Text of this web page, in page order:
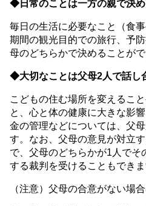
◆日常のことは一方の親で決
毎日の生活に必要なこと（食
期間の観光目的での旅行、予
母のどちらかで決めることがで
◆大切なことは父母2人で話し
こどもの住む場所を変えるこ
と、心と体の健康に大きな影
金の管理などについては、父
す。なお、父母の意見が対立
で、父母のどちらかが1人でそ
する裁判を受けることもできま
（注意）父母の合意がない場